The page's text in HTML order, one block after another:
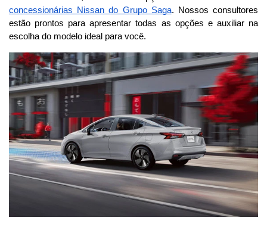
concessionárias Nissan do Grupo Saga. Nossos consultores
estão prontos para apresentar todas as opções e auxiliar na
escolha do modelo ideal para você.